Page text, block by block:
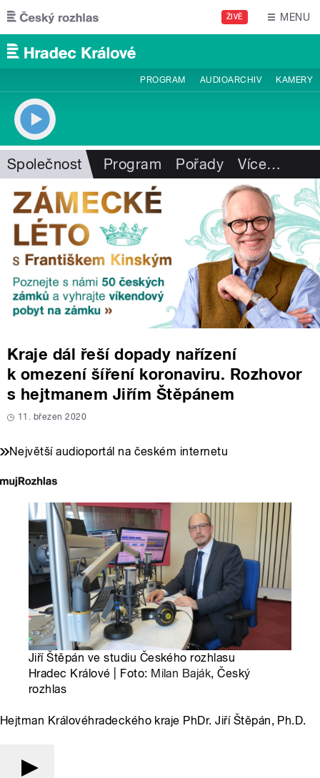
Přejít k hlavnímu obsahu
ŽIVĚ MENU
PROGRAM AUDIOARCHIV KAMERY
Společnost Program Pořady Více…
Kraje dál řeší dopady nařízení
k omezení šíření koronaviru. Rozhovor
s hejtmanem Jiřím Štěpánem
11. březen 2020
Největší audioportál na českém internetu
Jiří Štěpán ve studiu Českého rozhlasu
Hradec Králové | Foto: Milan Baják, Český
rozhlas
Hejtman Královéhradeckého kraje PhDr. Jiří Štěpán, Ph.D.